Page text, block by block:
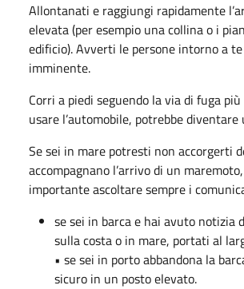
Allontanati e raggiungi rapidamente
elevata (per esempio una collina o i
edificio). Avverti le persone intorno a
imminente.
Corri a piedi seguendo la via di fuga
usare l’automobile, potrebbe diventare
Se sei in mare potresti non accorgerti
accompagnano l’arrivo di un
importante ascoltare sempre i
se sei in barca e hai avuto notizia
sulla costa o in mare, portati al
• se sei in porto abbandona la
sicuro in un posto elevato.